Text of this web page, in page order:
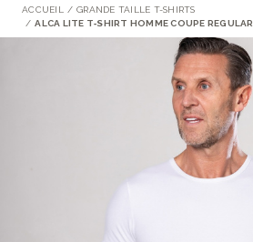
ACCUEIL / GRANDE TAILLE T-SHIRTS
/ ALCA LITE T‑SHIRT HOMME COUPE REGULAR